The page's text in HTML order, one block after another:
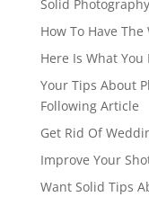
Solid
How To Have
Here Is What
Your Tips About
Following Article
Get Rid Of
Improve Your
Want Solid Tips